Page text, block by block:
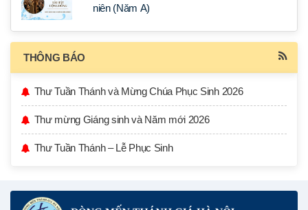
niên (Năm A)
THÔNG BÁO
Thư Tuần Thánh và Mừng Chúa Phục Sinh 2026
Thư mừng Giáng sinh và Năm mới 2026
Thư Tuần Thánh – Lễ Phục Sinh